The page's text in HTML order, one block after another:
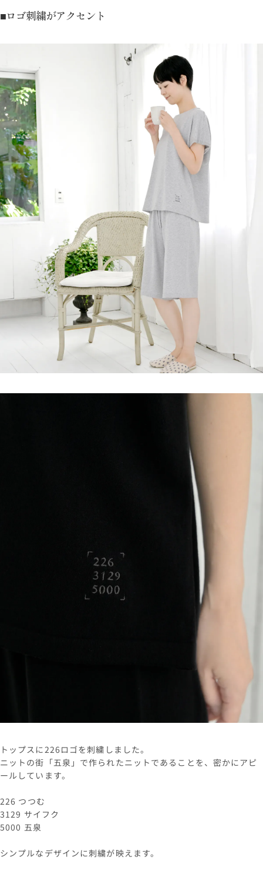
■ロゴ刺繍がアクセント
トップスに226ロゴを刺繍しました。
ニットの街「五泉」で作られたニットであることを、密かにアピ
ールしています。
226 つつむ
3129 サイフク
5000 五泉
シンプルなデザインに刺繍が映えます。